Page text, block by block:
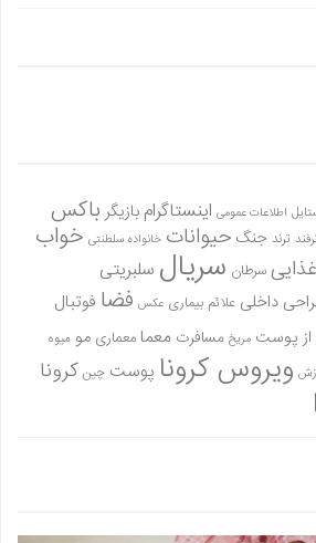
اطلاعات عمومی اینستاگرام بازیگر باکس
ترند جنگ حیوانات خانواده سلطنتی خواب
سرطان سریال سلبریتی
داخلی علائم بیماری عکس فضا فوتبال
از پوست مریخ مسافرت معمامعماری مو میوه
ویروس کرونا پوست چین کرونا